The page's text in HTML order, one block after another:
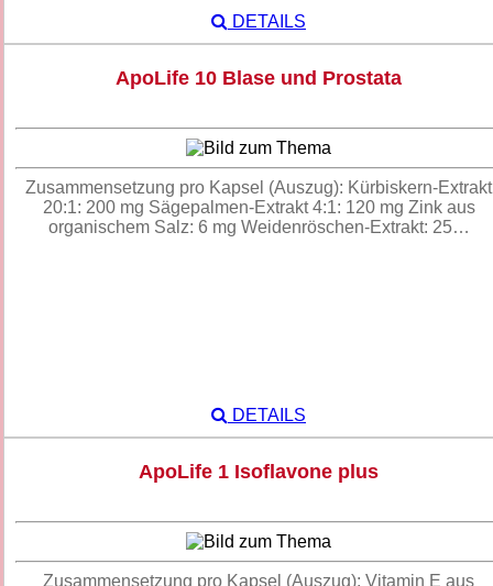
DETAILS
ApoLife 10 Blase und Prostata
Zusammensetzung pro Kapsel (Auszug): Kürbiskern-Extrakt
20:1: 200 mg Sägepalmen-Extrakt 4:1: 120 mg Zink aus
organischem Salz: 6 mg Weidenröschen-Extrakt: 25…
DETAILS
ApoLife 1 Isoflavone plus
Zusammensetzung pro Kapsel (Auszug): Vitamin E aus